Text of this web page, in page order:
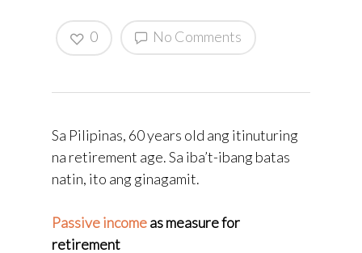
No Comments
0
Sa Pilipinas, 60 years old ang itinuturing
na retirement age. Sa iba’t-ibang batas
natin, ito ang ginagamit.
Passive incomeas measure for
retirement